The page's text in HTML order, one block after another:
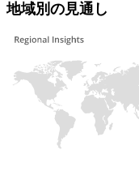
地域別の見通し